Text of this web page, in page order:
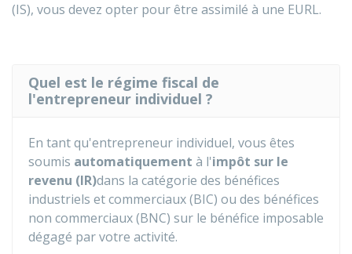
(IS), vous devez opter pour être assimilé à une EURL.
Quel est le régime fiscal de
l'entrepreneur individuel ?
En tant qu'entrepreneur individuel, vous êtes
soumis automatiquement à l'impôt sur le
revenu (IR)dans la catégorie des bénéfices
industriels et commerciaux (BIC) ou des bénéfices
non commerciaux (BNC) sur le bénéfice imposable
dégagé par votre activité.